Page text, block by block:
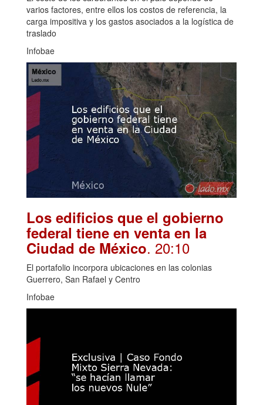
varios factores, entre ellos los costos de referencia, la
carga impositiva y los gastos asociados a la logística de
traslado
Infobae
Los edificios que el gobierno
federal tiene en venta en la
Ciudad de México. 20:10
El portafolio incorpora ubicaciones en las colonias
Guerrero, San Rafael y Centro
Infobae